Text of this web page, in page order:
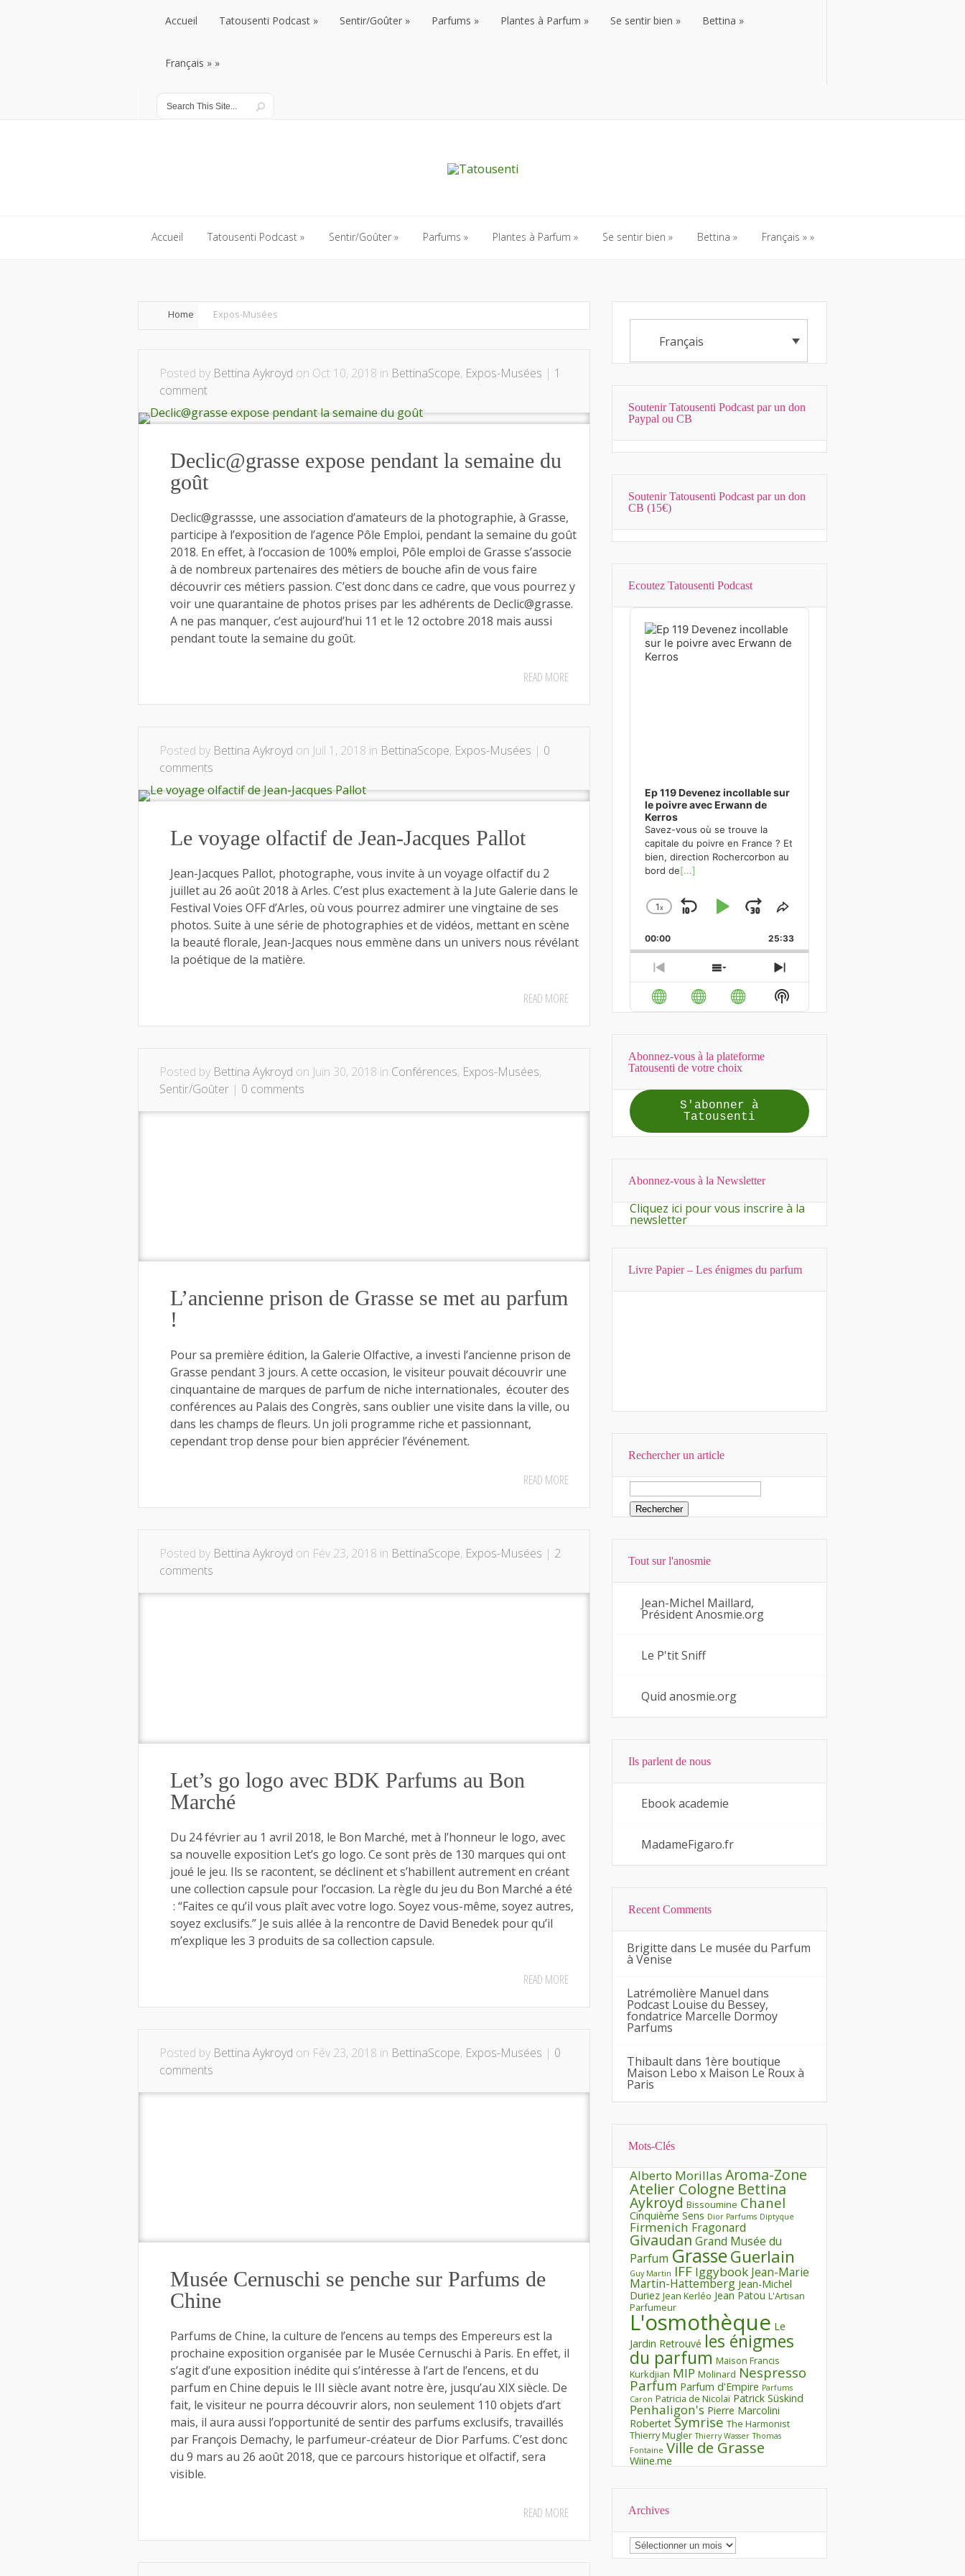
Accueil
Accueil
Tatousenti Podcast
Tatousenti Podcast
Sentir/Goûter Parfums Plantes à Parfum Se sentir bien Bettina
Français
Français
Accueil Tatousenti Podcast Sentir/Goûter Parfums Plantes à Parfum Se sentir bien Bettina Français
Home Expos-Musées
Posted by Bettina Aykroyd on Oct 10, 2018 in BettinaScope, Expos-Musées | 1
comment
Declic@grasse expose pendant la semaine du
goût
Declic@grassse, une association d’amateurs de la photographie, à Grasse,
participe à l’exposition de l’agence Pôle Emploi, pendant la semaine du goût
2018. En effet, à l’occasion de 100% emploi, Pôle emploi de Grasse s’associe
à de nombreux partenaires des métiers de bouche afin de vous faire
découvrir ces métiers passion. C’est donc dans ce cadre, que vous pourrez y
voir une quarantaine de photos prises par les adhérents de Declic@grasse.
A ne pas manquer, c’est aujourd’hui 11 et le 12 octobre 2018 mais aussi
pendant toute la semaine du goût.
READ MORE
Posted by Bettina Aykroyd on Juil 1, 2018 in BettinaScope, Expos-Musées | 0
comments
Le voyage olfactif de Jean-Jacques Pallot
Jean-Jacques Pallot, photographe, vous invite à un voyage olfactif du 2
juillet au 26 août 2018 à Arles. C’est plus exactement à la Jute Galerie dans le
Festival Voies OFF d’Arles, où vous pourrez admirer une vingtaine de ses
photos. Suite à une série de photographies et de vidéos, mettant en scène
la beauté florale, Jean-Jacques nous emmène dans un univers nous révélant
la poétique de la matière.
READ MORE
Posted by Bettina Aykroyd on Juin 30, 2018 in Conférences, Expos-Musées,
Sentir/Goûter | 0 comments
L’ancienne prison de Grasse se met au parfum
!
Pour sa première édition, la Galerie Olfactive, a investi l’ancienne prison de
Grasse pendant 3 jours. A cette occasion, le visiteur pouvait découvrir une
cinquantaine de marques de parfum de niche internationales, écouter des
conférences au Palais des Congrès, sans oublier une visite dans la ville, ou
dans les champs de fleurs. Un joli programme riche et passionnant,
cependant trop dense pour bien apprécier l’événement.
READ MORE
Posted by Bettina Aykroyd on Fév 23, 2018 in BettinaScope, Expos-Musées | 2
comments
Let’s go logo avec BDK Parfums au Bon
Marché
Du 24 février au 1 avril 2018, le Bon Marché, met à l’honneur le logo, avec
sa nouvelle exposition Let’s go logo. Ce sont près de 130 marques qui ont
joué le jeu. Ils se racontent, se déclinent et s’habillent autrement en créant
une collection capsule pour l’occasion. La règle du jeu du Bon Marché a été
: “Faites ce qu’il vous plaît avec votre logo. Soyez vous-même, soyez autres,
soyez exclusifs.” Je suis allée à la rencontre de David Benedek pour qu’il
m’explique les 3 produits de sa collection capsule.
READ MORE
Posted by Bettina Aykroyd on Fév 23, 2018 in BettinaScope, Expos-Musées | 0
comments
Musée Cernuschi se penche sur Parfums de
Chine
Parfums de Chine, la culture de l’encens au temps des Empereurs est la
prochaine exposition organisée par le Musée Cernuschi à Paris. En effet, il
s’agit d’une exposition inédite qui s’intéresse à l’art de l’encens, et du
parfum en Chine depuis le III siècle avant notre ère, jusqu’au XIX siècle. De
fait, le visiteur ne pourra découvrir alors, non seulement 110 objets d’art
mais, il aura aussi l’opportunité de sentir des parfums exclusifs, travaillés
par François Demachy, le parfumeur-créateur de Dior Parfums. C’est donc
du 9 mars au 26 août 2018, que ce parcours historique et olfactif, sera
visible.
READ MORE
Français
Soutenir Tatousenti Podcast par un don
Paypal ou CB
Soutenir Tatousenti Podcast par un don
CB (15€)
Ecoutez Tatousenti Podcast
Audio
Player
Ep 119 Devenez incollable sur
le poivre avec Erwann de
Kerros
Savez-vous où se trouve la
capitale du poivre en France ? Et
bien, direction Rochercorbon au
bord de[...]
Change
Rate
1x
Skip
Backward
Play
Pause
Jump
Forward
Share
Episode
00:00 25:33
Previous
Episode
Show
Episodes
List
Next
Episode
Show
Podcast
Abonnez-vous à la plateforme
Tatousenti de votre choix
S'abonner à
Tatousenti
Abonnez-vous à la Newsletter
Cliquez ici pour vous inscrire à la
newsletter
Livre Papier – Les énigmes du parfum
Rechercher un article
Tout sur l'anosmie
Jean-Michel Maillard,
Président Anosmie.org
Le P'tit Sniff
Quid anosmie.org
Ils parlent de nous
Ebook academie
MadameFigaro.fr
Recent Comments
Brigitte dans Le musée du Parfum
à Venise
Latrémolière Manuel dans
Podcast Louise du Bessey,
fondatrice Marcelle Dormoy
Parfums
Thibaultdans 1ère boutique
Maison Lebo x Maison Le Roux à
Paris
Mots-Clés
Alberto Morillas Aroma-Zone
Atelier Cologne Bettina
Aykroyd Bissoumine Chanel
Cinquième Sens Dior Parfums Diptyque
Firmenich Fragonard
Givaudan Grand Musée du
Parfum GrasseGuerlain
Guy Martin IFF Iggybook Jean-Marie
Martin-Hattemberg Jean-Michel
Duriez Jean Kerléo Jean Patou L'Artisan
Parfumeur
L'osmothèque Le
Jardin Retrouvé les énigmes
du parfum Maison Francis
Kurkdjian MIP Molinard Nespresso
Parfum Parfum d'Empire Parfums
Caron Patricia de Nicolaï Patrick Süskind
Penhaligon's Pierre Marcolini
Robertet Symrise The Harmonist
Thierry Mugler Thierry Wasser Thomas
Fontaine Ville de Grasse
Wiine.me
Archives
Archives